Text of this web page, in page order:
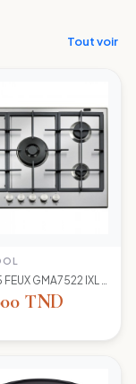
Tout voir
TND